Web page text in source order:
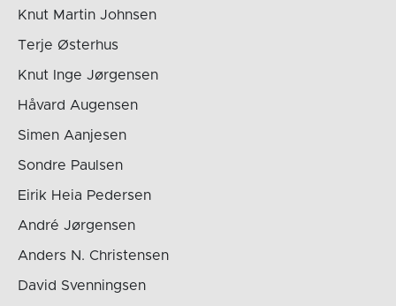
Knut Martin Johnsen
Terje Østerhus
Knut Inge Jørgensen
Håvard Augensen
Simen Aanjesen
Sondre Paulsen
Eirik Heia Pedersen
André Jørgensen
Anders N. Christensen
David Svenningsen